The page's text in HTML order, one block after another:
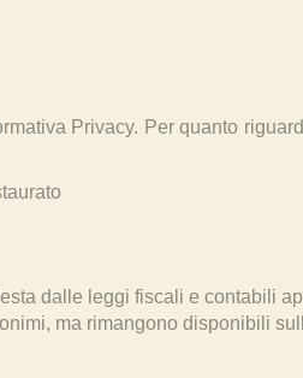
Privacy. Per quanto
dalle leggi fiscali e contabili
ma rimangono disponibili